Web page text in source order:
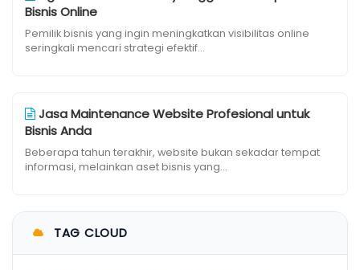
Bisnis Online
Pemilik bisnis yang ingin meningkatkan visibilitas online
seringkali mencari strategi efektif...
Jasa Maintenance Website Profesional untuk
Bisnis Anda
Beberapa tahun terakhir, website bukan sekadar tempat
informasi, melainkan aset bisnis yang...
TAG CLOUD